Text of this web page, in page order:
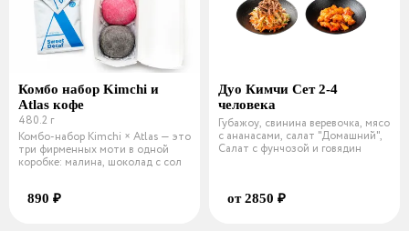
Комбо набор Kimchi и
Atlas кофе
480.2 г
Комбо-набор Kimchi × Atlas — это
три фирменных моти в одной
коробке: малина, шоколад с сол
890 ₽
Дуо Кимчи Сет 2-4
человека
Губажоу, свинина веревочка, мясо
с ананасами, салат "Домашний",
Салат с фунчозой и говядин
от 2850 ₽